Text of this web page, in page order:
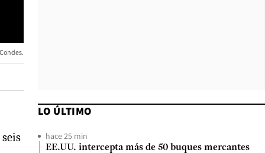
LO ÚLTIMO
hace 25 min
EE.UU. intercepta más de 50 buques mercantes